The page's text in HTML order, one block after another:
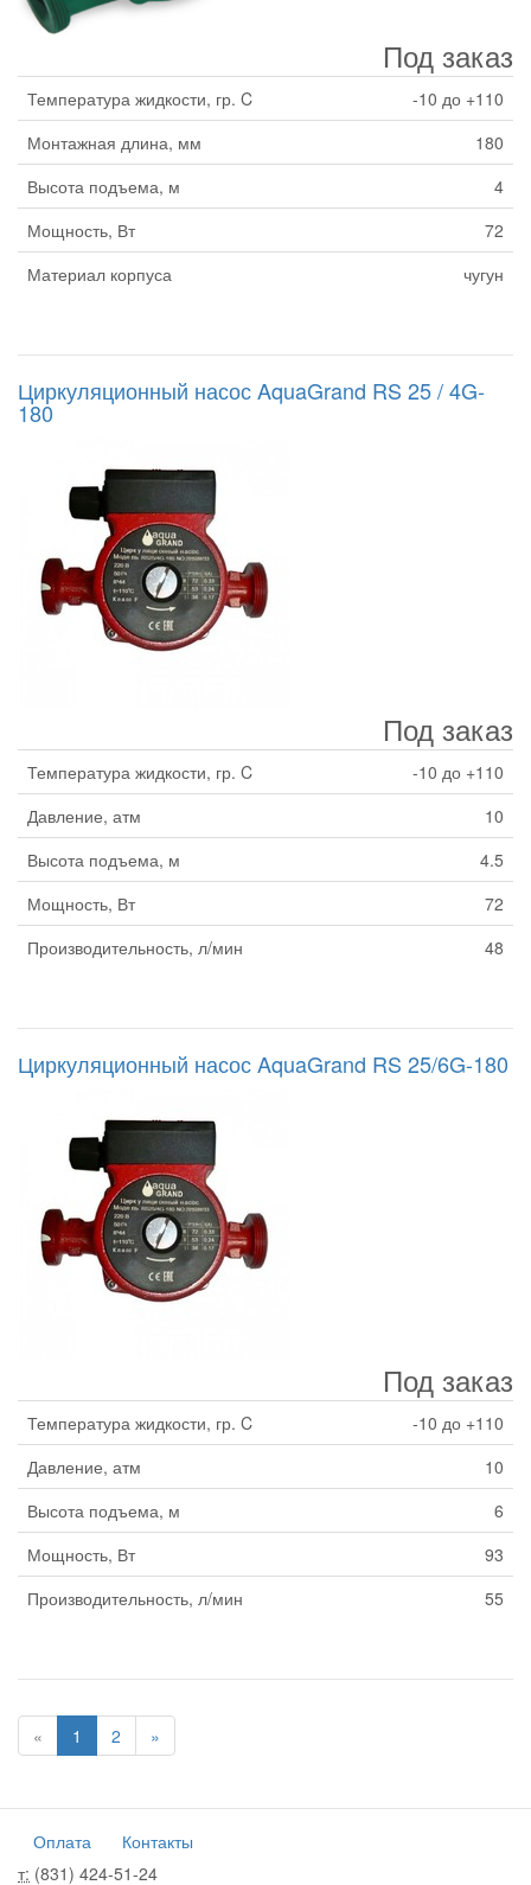
Под заказ
Температура жидкости, гр. C
-10 до +110
Монтажная длина, мм
180
Высота подъема, м
4
Мощность, Вт
72
Материал корпуса
чугун
Циркуляционный насос AquaGrand RS 25 / 4G-
180
Под заказ
Температура жидкости, гр. C
-10 до +110
Давление, атм
10
Высота подъема, м
4.5
Мощность, Вт
72
Производительность, л/мин
48
Циркуляционный насос AquaGrand RS 25/6G-180
Под заказ
Температура жидкости, гр. C
-10 до +110
Давление, атм
10
Высота подъема, м
6
Мощность, Вт
93
Производительность, л/мин
55
« 1 2 »
Оплата
Контакты
т: (831) 424-51-24